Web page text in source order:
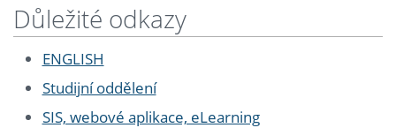
Důležité odkazy
ENGLISH
Studijní oddělení
SIS, webové aplikace, eLearning